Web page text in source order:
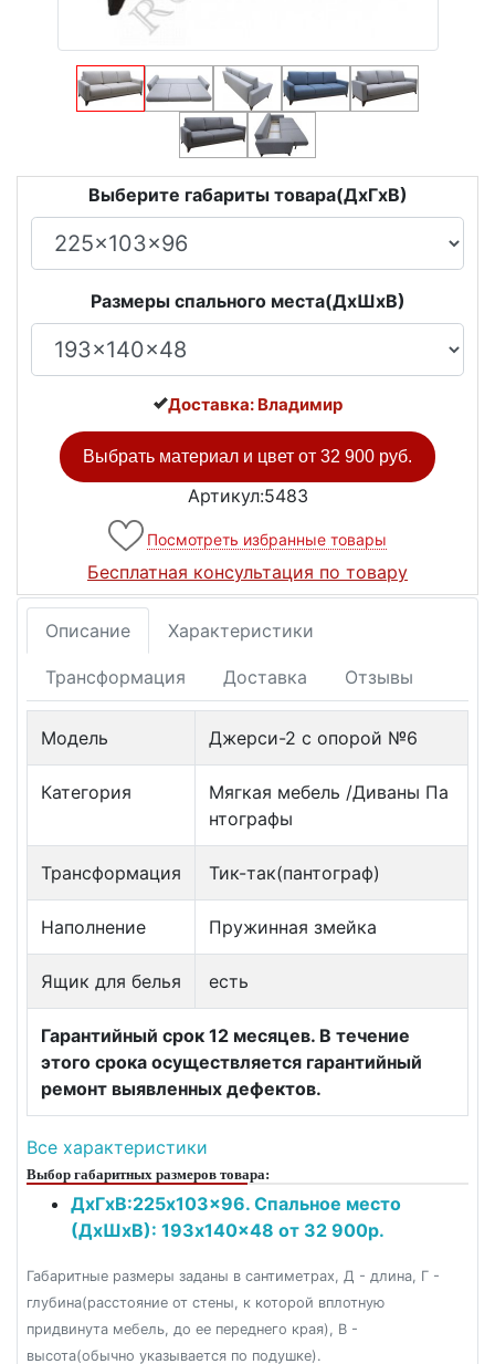
Выберите габариты товара(ДxГxВ)
Размеры спального места(ДxШxВ)
Доставка: Владимир
Выбрать материал и цвет от 32 900 руб.
Артикул:5483
Посмотреть избранные товары
Бесплатная консультация по товару
Описание Характеристики
Трансформация Доставка Отзывы
Модель Джерси-2 с опорой №6
Категория
Мягкая мебель /Диваны Па
нтографы
Трансформация Тик-так(пантограф)
Наполнение Пружинная змейка
Ящик для белья есть
Гарантийный срок 12 месяцев. В течение
этого срока осуществляется гарантийный
ремонт выявленных дефектов.
Все характеристики
Выбор габаритных размеров товара:
ДxГxВ:225x103x96. Спальное место
(ДxШxВ): 193x140x48 от 32 900р.
Габаритные размеры заданы в сантиметрах, Д - длина, Г -
глубина(расстояние от стены, к которой вплотную
придвинута мебель, до ее переднего края), В -
высота(обычно указывается по подушке).